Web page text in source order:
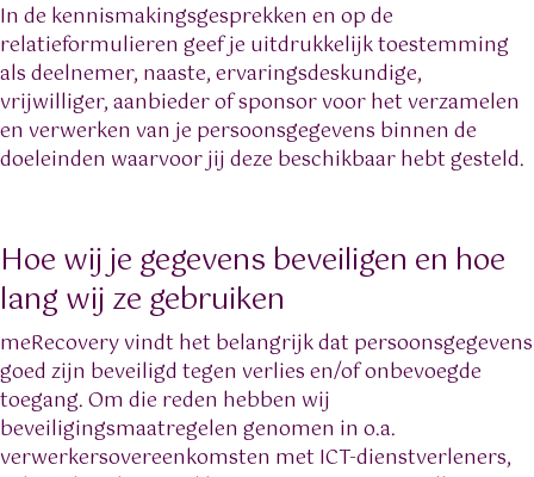
In de kennismakingsgesprekken en op de
relatieformulieren geef je uitdrukkelijk toestemming
als deelnemer, naaste, ervaringsdeskundige,
vrijwilliger, aanbieder of sponsor voor het verzamelen
en verwerken van je persoonsgegevens binnen de
doeleinden waarvoor jij deze beschikbaar hebt gesteld.
Hoe wij je gegevens beveiligen en hoe
lang wij ze gebruiken
meRecovery vindt het belangrijk dat persoonsgegevens
goed zijn beveiligd tegen verlies en/of onbevoegde
toegang. Om die reden hebben wij
beveiligingsmaatregelen genomen in o.a.
verwerkersovereenkomsten met ICT-dienstverleners,